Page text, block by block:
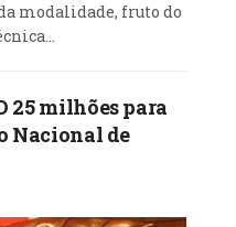
modalidade, fruto do
25 milhões para
Nacional de